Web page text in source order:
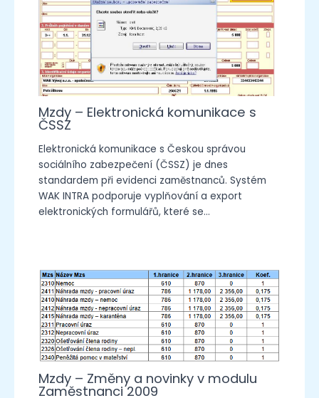
Mzdy – Elektronická komunikace s
ČSSZ
Elektronická komunikace s Českou správou
sociálního zabezpečení (ČSSZ) je dnes
standardem při evidenci zaměstnanců. Systém
WAK INTRA podporuje vyplňování a export
elektronických formulářů, které se…
Mzdy – Změny a novinky v modulu
Zaměstnanci 2009